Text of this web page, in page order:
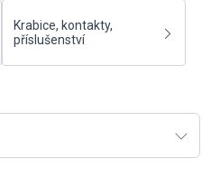
Krabice, kontakty,
příslušenství